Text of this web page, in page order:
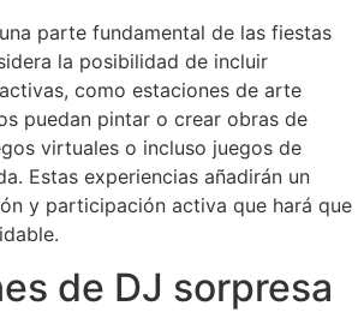
parte fundamental de las fiestas
la posibilidad de incluir
como estaciones de arte
puedan pintar o crear obras de
virtuales o incluso juegos de
Estas experiencias añadirán un
y participación activa que hará que
de DJ sorpresa